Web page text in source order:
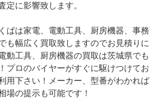
定に影響致します。
ばは家電、電動工具、厨房機器、事務
も幅広く買取致しますのでお見積りに
動工具、厨房機器の買取は茨城県でも
プロのバイヤーがすぐに駆けつけてお
用下さい！メーカー、型番がわかれば
場の提示も可能です！